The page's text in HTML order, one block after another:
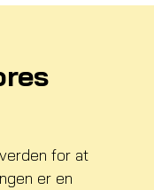
for at
er en